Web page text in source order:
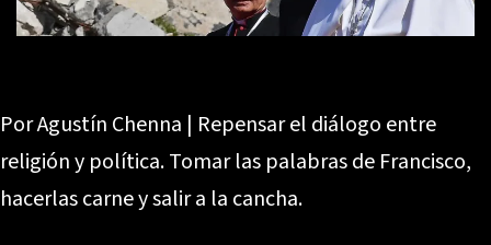
Por Agustín Chenna | Repensar el diálogo entre
religión y política. Tomar las palabras de Francisco,
hacerlas carne y salir a la cancha.